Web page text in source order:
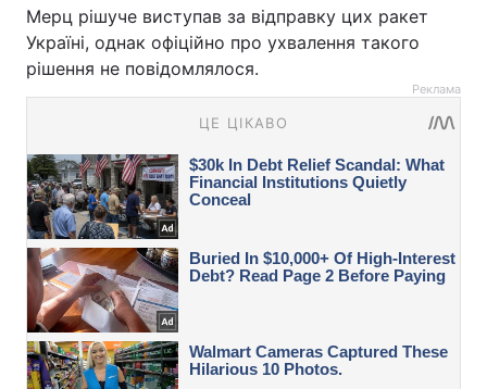
Мерц рішуче виступав за відправку цих ракет
Україні, однак офіційно про ухвалення такого
рішення не повідомлялося.
Реклама